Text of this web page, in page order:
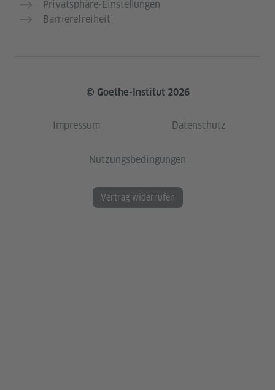
Privatsphäre-Einstellungen
Barrierefreiheit
© Goethe-Institut 2026
Impressum Datenschutz
Nutzungsbedingungen
Vertrag widerrufen